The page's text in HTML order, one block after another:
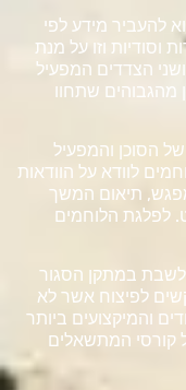
להעביר מידע לפי
וסודיות וזו על מנת
הצדדים המפעיל
מהגבוהים שתחוו
הסוכן והמפעיל
לוודא על הוודאות
תיאום המשך
לפלגת הלוחמים
במתקן הסגור
לפיצוח אשר לא
והמיקצועים ביותר
קורסי המתשאלים